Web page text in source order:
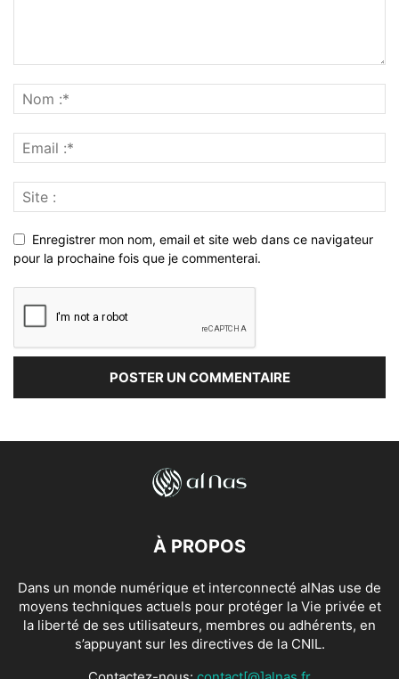
Enregistrer mon nom, email et site web dans ce navigateur
pour la prochaine fois que je commenterai.
À PROPOS
Dans un monde numérique et interconnecté alNas use de
moyens techniques actuels pour protéger la Vie privée et
la liberté de ses utilisateurs, membres ou adhérents, en
s’appuyant sur les directives de la CNIL.